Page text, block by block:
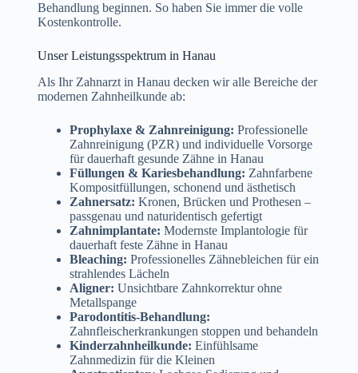
Behandlung beginnen. So haben Sie immer die volle
Kostenkontrolle.
Unser Leistungsspektrum in Hanau
Als Ihr Zahnarzt in Hanau decken wir alle Bereiche der
modernen Zahnheilkunde ab:
Prophylaxe & Zahnreinigung: Professionelle
Zahnreinigung (PZR) und individuelle Vorsorge
für dauerhaft gesunde Zähne in Hanau
Füllungen & Kariesbehandlung: Zahnfarbene
Kompositfüllungen, schonend und ästhetisch
Zahnersatz: Kronen, Brücken und Prothesen –
passgenau und naturidentisch gefertigt
Zahnimplantate: Modernste Implantologie für
dauerhaft feste Zähne in Hanau
Bleaching: Professionelles Zähnebleichen für ein
strahlendes Lächeln
Aligner: Unsichtbare Zahnkorrektur ohne
Metallspange
Parodontitis-Behandlung:
Zahnfleischerkrankungen stoppen und behandeln
Kinderzahnheilkunde: Einfühlsame
Zahnmedizin für die Kleinen